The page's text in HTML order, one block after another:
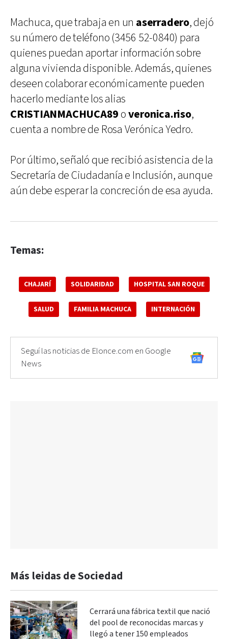
Machuca, que trabaja en un aserradero, dejó
su número de teléfono (3456 52-0840) para
quienes puedan aportar información sobre
alguna vivienda disponible. Además, quienes
deseen colaborar económicamente pueden
hacerlo mediante los alias
CRISTIANMACHUCA89 overonica.riso,
cuenta a nombre de Rosa Verónica Yedro.
Por último, señaló que recibió asistencia de la
Secretaría de Ciudadanía e Inclusión, aunque
aún debe esperar la concreción de esa ayuda.
Temas:
CHAJARÍ SOLIDARIDAD HOSPITAL SAN ROQUE
SALUD FAMILIA MACHUCA INTERNACIÓN
Seguí las noticias de Elonce.com en Google
News
Más leidas de Sociedad
Cerrará una fábrica textil que nació
del pool de reconocidas marcas y
llegó a tener 150 empleados